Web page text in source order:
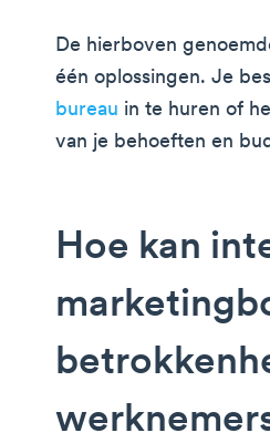
De hierboven
één oplossingen. Je
bureau in te huren of
van je behoeften en
Hoe kan